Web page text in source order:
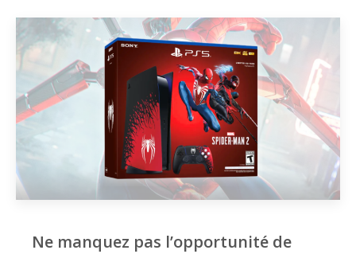
Ne manquez pas l’opportunité de